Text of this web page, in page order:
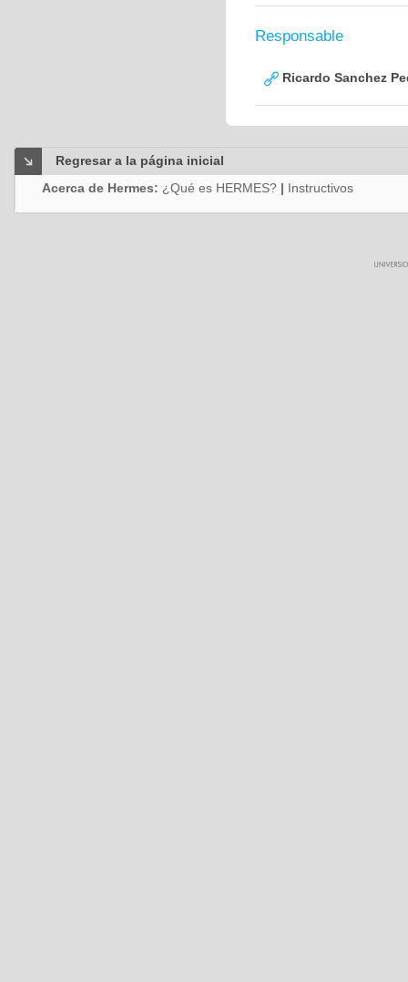
Responsable
Ricardo Sanchez
Regresar a la página inicial
Acerca de Hermes: ¿Qué es HERMES? | Instructivos